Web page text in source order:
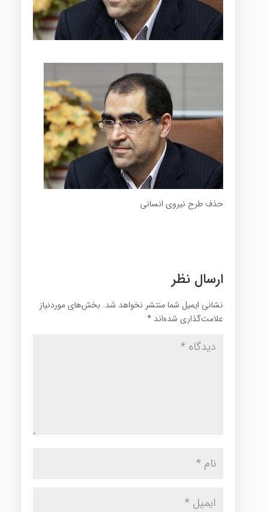
حذف طرح نیروی انسانی
ارسال نظر
نشانی ایمیل شما منتشر نخواهد شد. بخش‌های موردنیاز
علامت‌گذاری شده‌اند *